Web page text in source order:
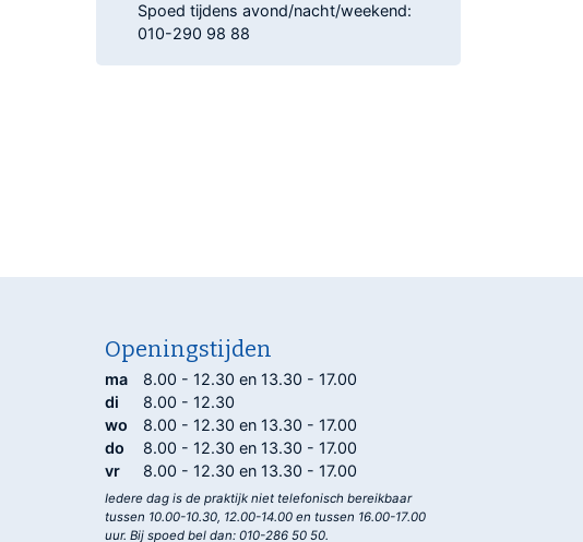
Spoed tijdens avond/nacht/weekend:
010-290 98 88
Openingstijden
ma
8.00 - 12.30 en 13.30 - 17.00
di
8.00 - 12.30
wo
8.00 - 12.30 en 13.30 - 17.00
do
8.00 - 12.30 en 13.30 - 17.00
vr
8.00 - 12.30 en 13.30 - 17.00
Iedere dag is de praktijk niet telefonisch bereikbaar
tussen 10.00-10.30, 12.00-14.00 en tussen 16.00-17.00
uur. Bij spoed bel dan: 010-286 50 50.